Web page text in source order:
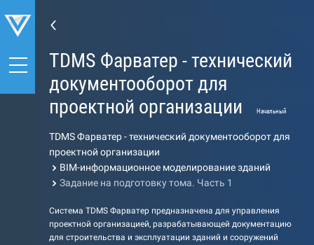
TDMS Фарватер - технический
документооборот для
проектной организации
Начальный
TDMS Фарватер - технический документооборот для
проектной организации
BIM-информационное моделирование зданий
Задание на подготовку тома. Часть 1
Система TDMS Фарватер предназначена для управления
проектной организацией, разрабатывающей документацию
для строительства и эксплуатации зданий и сооружений